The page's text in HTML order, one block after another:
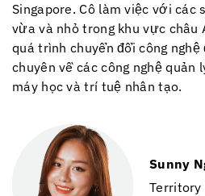
Singapore. Cô làm việc với các
vừa và nhỏ trong khu vực châu
quá trình chuyển đổi công
chuyên về các công nghệ quản
máy học và trí tuệ nhân tạo.
Sunny
Territory